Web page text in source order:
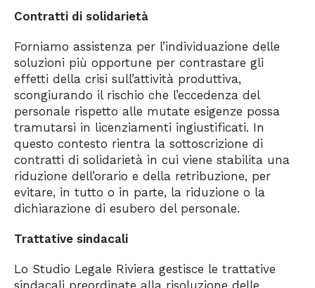
Contratti di solidarietà
Forniamo assistenza per l’individuazione delle
soluzioni più opportune per contrastare gli
effetti della crisi sull’attività produttiva,
scongiurando il rischio che l’eccedenza del
personale rispetto alle mutate esigenze possa
tramutarsi in licenziamenti ingiustificati. In
questo contesto rientra la sottoscrizione di
contratti di solidarietà in cui viene stabilita una
riduzione dell’orario e della retribuzione, per
evitare, in tutto o in parte, la riduzione o la
dichiarazione di esubero del personale.
Trattative sindacali
Lo Studio Legale Riviera gestisce le trattative
sindacali preordinate alla risoluzione delle